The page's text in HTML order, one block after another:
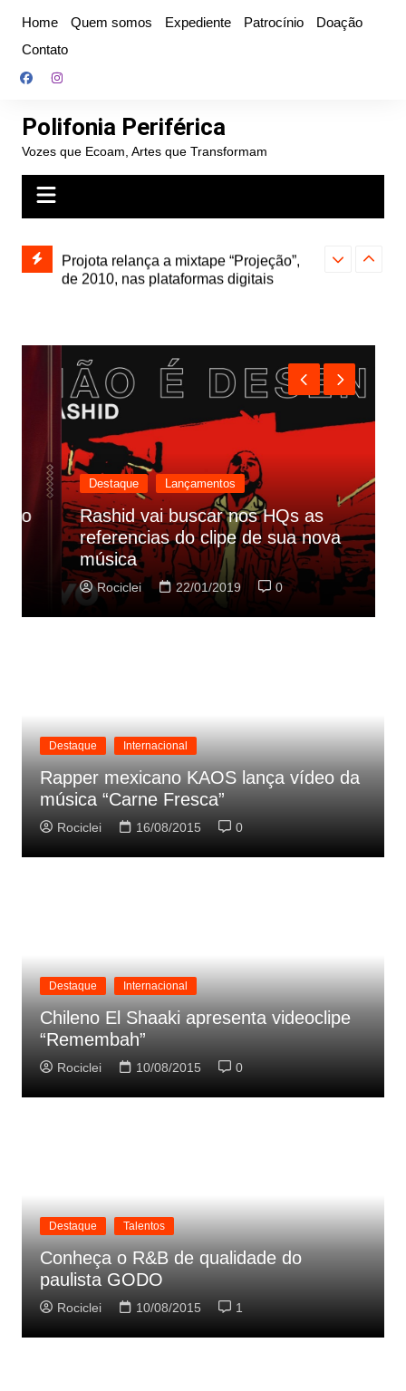
conteúdo
Home Quem somos Expediente Patrocínio
Doação
Contato
Polifonia Periférica
Vozes que Ecoam, Artes que Transformam
e abre
autoral,
Projota relança a mixtape “Projeção”,
de 2010, nas plataformas digitais
Farofa
Destaque Lançamentos
Rashid vai buscar nos HQs as
referencias do clipe de sua nova
música
Rociclei 22/01/2019 0
Destaque Internacional
Rapper mexicano KAOS lança vídeo da
música “Carne Fresca”
Rociclei 16/08/2015 0
Destaque Internacional
Chileno El Shaaki apresenta videoclipe
“Remembah”
Rociclei 10/08/2015 0
Destaque Talentos
Conheça o R&B de qualidade do
paulista GODO
Rociclei 10/08/2015 1